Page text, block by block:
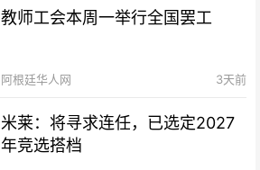
教师工会本周一举行全国罢工
阿根廷华人网 3天前
米莱：将寻求连任，已选定2027
年竞选搭档